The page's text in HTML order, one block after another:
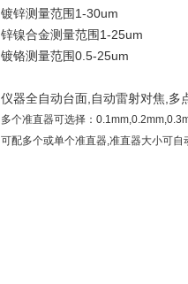
镀锌测量范围1-30um
锌镍合金测量范围1-25um
镀铬测量范围0.5-25um
仪器全自动台面,自动雷射对焦,多
多个准直器可选择：
可配多个或单个准直器,准直器大小可自